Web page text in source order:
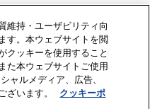
本方針
維持・ユーザビリティ向
す。本ウェブサイトを閲
クッキーを使用すること
た本ウェブサイトご使用
ャルメディア、広告、
ざいます。
クッキーポ